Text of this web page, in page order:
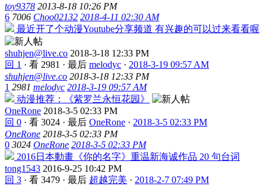
toy9378 2013-8-18 10:26 PM
6 7006 Choo02132 2018-4-11 02:30 AM
最近开了个动漫Youtube分享频道 有兴趣的可以过来看看喔
shuhjen@live.co 2018-3-18 12:33 PM
回 1 · 看 2981 · 最后 melodyc · 2018-3-19 09:57 AM
shuhjen@live.co 2018-3-18 12:33 PM
1 2981 melodyc 2018-3-19 09:57 AM
动漫推荐：《紫罗兰永恒花园》
OneRone 2018-3-5 02:33 PM
回 0 · 看 3024 · 最后 OneRone · 2018-3-5 02:33 PM
OneRone 2018-3-5 02:33 PM
0 3024 OneRone 2018-3-5 02:33 PM
2016日本動畫《你的名字》重温新海诚作品 20 句台词
tong1543 2016-9-25 10:42 PM
回 3 · 看 3479 · 最后 超越完美 · 2018-2-7 07:49 PM